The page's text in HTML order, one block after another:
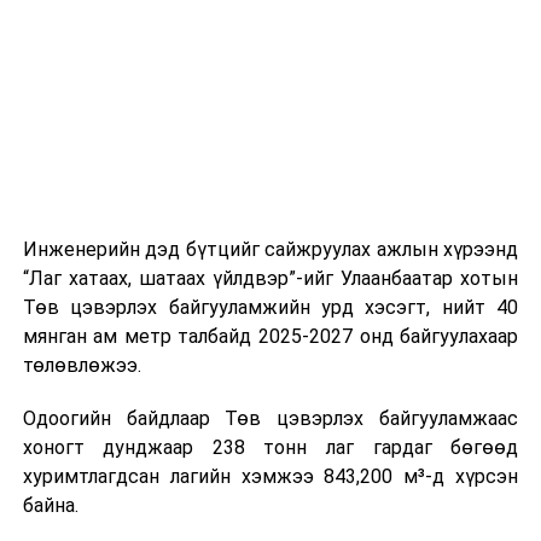
өдөр тутмын ажлын бэлэн байдлыг хангах зэрэг
практик ур чадварыг сургалтын хөтөлбөрт тусгажээ.
Сургалтыг танилцуулах лекц, асуулт-хариулт,
жишээнд суурилсан сургалт, багаар ажиллах дасгал,
танилцах, онцгой нөхцөлд ажиллах дадлага зэрэг
онол, практик хосолсон хэлбэрээр зохион байгуулж
байна.
Инженерийн дэд бүтцийг сайжруулах ажлын хүрээнд
“Лаг хатаах, шатаах үйлдвэр”-ийг Улаанбаатар хотын
Төв цэвэрлэх байгууламжийн урд хэсэгт, нийт 40
мянган ам метр талбайд 2025-2027 онд байгуулахаар
төлөвлөжээ.
Одоогийн байдлаар Төв цэвэрлэх байгууламжаас
хоногт дунджаар 238 тонн лаг гардаг бөгөөд
хуримтлагдсан лагийн хэмжээ 843,200 м³-д хүрсэн
байна.